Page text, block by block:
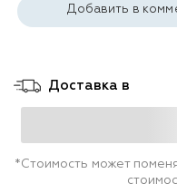
Добавить в
Доставка в
*Стоимость может